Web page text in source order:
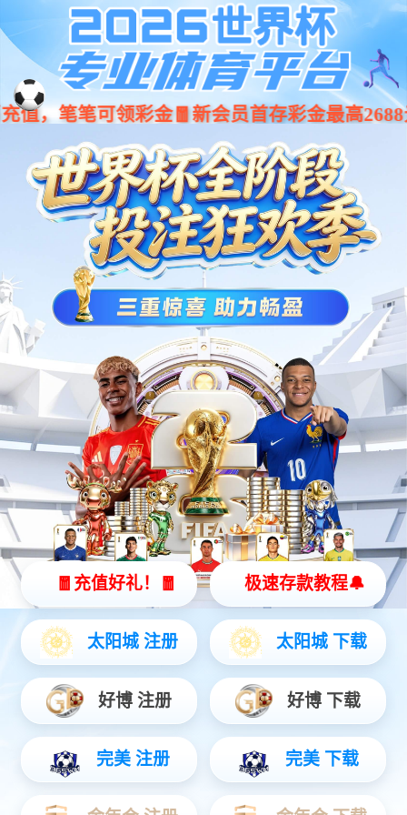
网站德赢·(VWIN) - 产品中心 - B13双主轴走心式数控车床
B13双主轴走心式数控车床
B13双主轴走心式数控车床
型号：B13
1